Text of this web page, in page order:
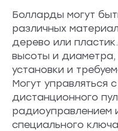
Болларды могут
различных
дерево или
высоты и диаметра,
установки и
Могут управляться
дистанционного
радиоуправлением
специального